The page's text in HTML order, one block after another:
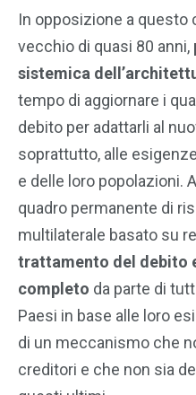
In opposizione a questo
vecchio di quasi 80 anni,
sistemica
tempo di aggiornare i
debito per adattarli al
soprattutto, alle
e delle loro popolazioni.
quadro permanente di
multilaterale basato su
trattamento del debito
completo da parte di
Paesi in base alle loro
di un meccanismo che
creditori e che non sia